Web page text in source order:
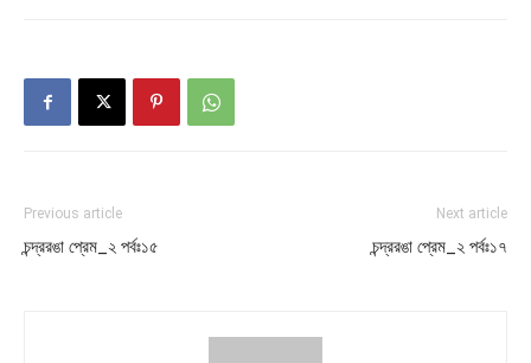
Previous article
চন্দ্ররঙা প্রেম_২ পর্বঃ১৫
Next article
চন্দ্ররঙা প্রেম_২ পর্বঃ১৭